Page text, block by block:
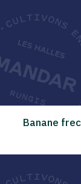
Banane